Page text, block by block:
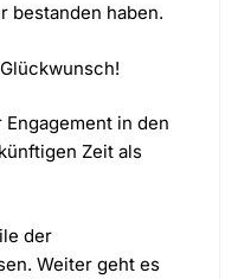
bestanden haben.
in den
Zeit als
der
Weiter geht es